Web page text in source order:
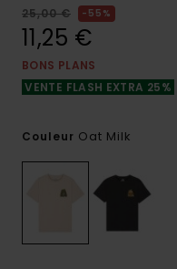
25,00 €
55%
11,25 €
BONS PLANS
VENTE FLASH EXTRA 25%
Couleur Oat Milk